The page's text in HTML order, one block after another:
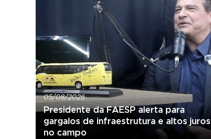
05/08/2026
Presidente da FAESP alerta para
gargalos de infraestrutura e altos juros
no campo